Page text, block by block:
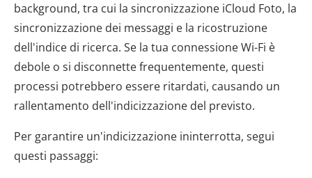
background, tra cui la sincronizzazione iCloud Foto, la
sincronizzazione dei messaggi e la ricostruzione
dell'indice di ricerca. Se la tua connessione Wi-Fi è
debole o si disconnette frequentemente, questi
processi potrebbero essere ritardati, causando un
rallentamento dell'indicizzazione del previsto.
Per garantire un'indicizzazione ininterrotta, segui
questi passaggi: